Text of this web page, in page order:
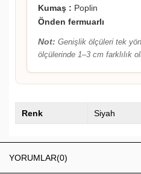
Kumaş : Poplin
Önden fermuarlı
Not: Genişlik ölçüleri tek yön
ölçülerinde 1–3 cm farklılık
Renk Siyah
YORUMLAR(0)